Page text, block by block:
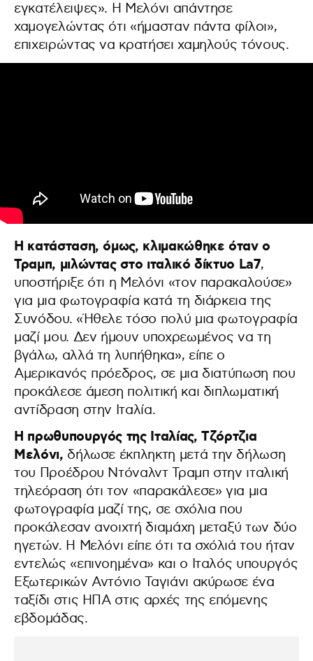
εγκατέλειψες». Η Μελόνι απάντησε
χαμογελώντας ότι «ήμασταν πάντα φίλοι»,
επιχειρώντας να κρατήσει χαμηλούς τόνους.
Η κατάσταση, όμως, κλιμακώθηκε όταν ο
Τραμπ, μιλώντας στο ιταλικό δίκτυο La7,
υποστήριξε ότι η Μελόνι «τον παρακαλούσε»
για μια φωτογραφία κατά τη διάρκεια της
Συνόδου. «Ήθελε τόσο πολύ μια φωτογραφία
μαζί μου. Δεν ήμουν υποχρεωμένος να τη
βγάλω, αλλά τη λυπήθηκα», είπε ο
Αμερικανός πρόεδρος, σε μια διατύπωση που
προκάλεσε άμεση πολιτική και διπλωματική
αντίδραση στην Ιταλία.
Η πρωθυπουργός της Ιταλίας, Τζόρτζια
Μελόνι, δήλωσε έκπληκτη μετά την δήλωση
του Προέδρου Ντόναλντ Τραμπ στην ιταλική
τηλεόραση ότι τον «παρακάλεσε» για μια
φωτογραφία μαζί της, σε σχόλια που
προκάλεσαν ανοιχτή διαμάχη μεταξύ των δύο
ηγετών. Η Μελόνι είπε ότι τα σχόλιά του ήταν
εντελώς «επινοημένα» και ο Ιταλός υπουργός
Εξωτερικών Αντόνιο Ταγιάνι ακύρωσε ένα
ταξίδι στις ΗΠΑ στις αρχές της επόμενης
εβδομάδας.